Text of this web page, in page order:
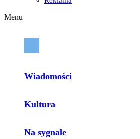
Menu
Wiadomości
Kultura
Na sygnale